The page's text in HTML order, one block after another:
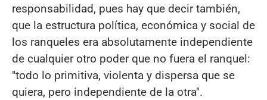
responsabilidad, pues hay que decir también,
que la estructura política, económica y social de
los ranqueles era absolutamente independiente
de cualquier otro poder que no fuera el ranquel:
"todo lo primitiva, violenta y dispersa que se
quiera, pero independiente de la otra".